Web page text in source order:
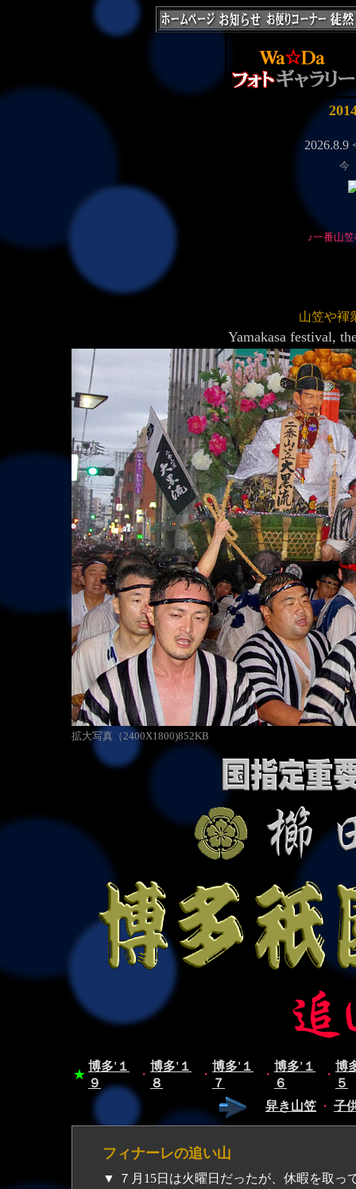
今
♪一番山
山笠や
Yamakasa
拡大写真（2400X1800)852KB
★
博多'１
９
・
博多'１
８
・
博多'１
７
・
博多'１
６
・
博
５
舁き山笠 ・ 子
フィナーレの追い山
▼ ７月15日は火曜日だったが、休暇を取ってフィナーレの追い山を激写した。一番山笠の土居流